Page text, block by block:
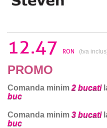
12.47 RON (tva
PROMO
Comanda minim 2 bucati
buc
Comanda minim 3 bucati
buc